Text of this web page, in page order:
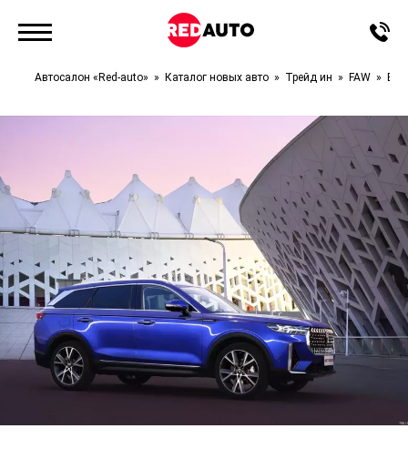
Автосалон «Red-auto» Каталог новых авто Трейд ин FAW